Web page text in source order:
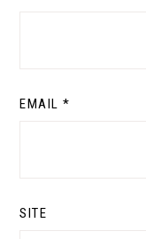
EMAIL *
SITE